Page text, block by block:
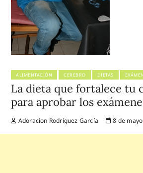
ALIMENTACIÓN CEREBRO DIETAS
La dieta que fortalece tu
para aprobar los
Adoracion Rodríguez García 8 de